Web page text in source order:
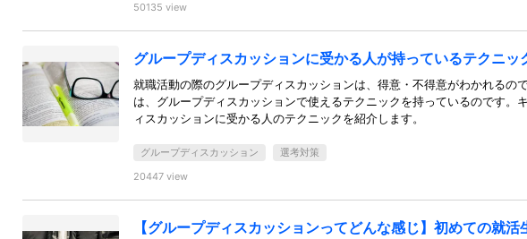
50135 view
グループディスカッションに受かる人が持っているテクニッ
就職活動の際のグループディスカッションは、得意・不得意がわかれるの
は、グループディスカッションで使えるテクニックを持っているのです。
ィスカッションに受かる人のテクニックを紹介します。
グループディスカッション
選考対策
20447 view
【グループディスカッションってどんな感じ】初めての就